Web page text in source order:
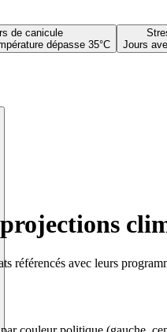
de canicule
dépasse 35°C
Jours
référencés avec leurs